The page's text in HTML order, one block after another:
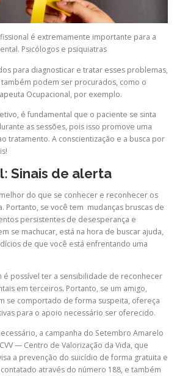
é extremamente importante para a
Psicólogos e psiquiatras
para diagnosticar e tratar esses problemas,
podem ser procurados, como o
Ocupacional, por exemplo.
é fundamental que o paciente se sinta
as sessões, pois isso promove uma
tratamento. A conscientização e a busca por
Sinais de alerta
do que se conhecer e reconhecer os
Portanto, se você tem mudanças bruscas de
persistentes de desesperança e
se machucar, está na hora de buscar ajuda,
de que você está enfrentando uma
é possível ter a sensibilidade de reconhecer
em terceiros. Portanto, se um amigo,
se comportado de forma suspeita, ofereça
para o apoio necessário ser oferecido.
a campanha do Setembro Amarelo
— Centro de Valorização da Vida, que
a prevenção do suicídio de forma gratuita e
através do número 188, e também